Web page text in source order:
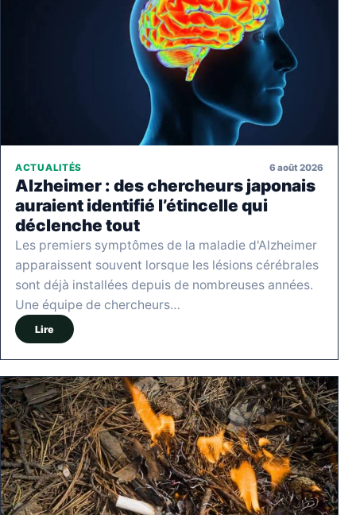
ACTUALITÉS 6 août 2026
Alzheimer : des chercheurs japonais
auraient identifié l’étincelle qui
déclenche tout
Les premiers symptômes de la maladie d'Alzheimer
apparaissent souvent lorsque les lésions cérébrales
sont déjà installées depuis de nombreuses années.
Une équipe de chercheurs…
Lire